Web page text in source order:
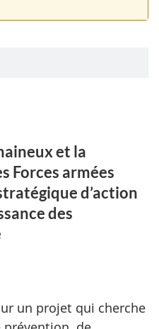
et la
Forces armées
d’action
des
un projet qui cherche